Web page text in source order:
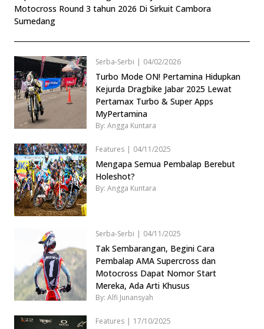
Motocross Round 3 tahun 2026 Di Sirkuit Cambora
Sumedang
Serba-Serbi | 04/02/2026
Turbo Mode ON! Pertamina Hidupkan
Kejurda Dragbike Jabar 2025 Lewat
Pertamax Turbo & Super Apps
MyPertamina
By: Angga Kuntara
Features | 04/11/2025
Mengapa Semua Pembalap Berebut
Holeshot?
By: Angga Kuntara
Serba-Serbi | 04/11/2025
Tak Sembarangan, Begini Cara
Pembalap AMA Supercross dan
Motocross Dapat Nomor Start
Mereka, Ada Arti Khusus
By: Alfi Junansyah
Features | 17/10/2025